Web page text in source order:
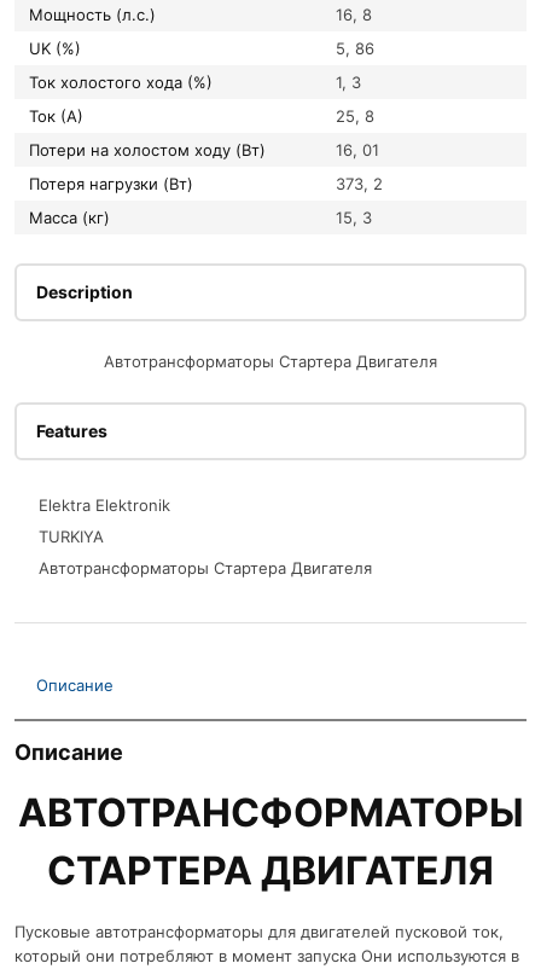
Мощность (л.с.)
16, 8
UK (%)
5, 86
Ток холостого хода (%)
1, 3
Ток (А)
25, 8
Потери на холостом ходу (Вт)
16, 01
Потеря нагрузки (Вт)
373, 2
Масса (кг)
15, 3
Description
Автотрансформаторы Стартера Двигателя
Features
Elektra Elektronik
TURKIYA
Автотрансформаторы Стартера Двигателя
Описание
Описание
АВТОТРАНСФОРМАТОРЫ
СТАРТЕРА ДВИГАТЕЛЯ
Пусковые автотрансформаторы для двигателей пусковой ток,
который они потребляют в момент запуска Они используются в